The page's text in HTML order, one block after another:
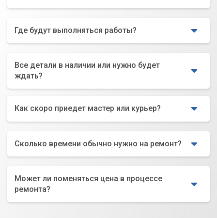
Где будут выполняться работы?
Все детали в наличии или нужно будет
ждать?
Как скоро приедет мастер или курьер?
Сколько времени обычно нужно на ремонт?
Может ли поменяться цена в процессе
ремонта?